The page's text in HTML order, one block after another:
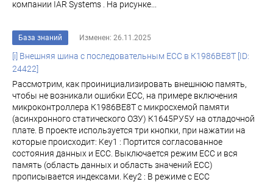
компании IAR Systems . На рисунке...
База знаний Изменен: 26.11.2025
[i] Внешняя шина с последовательным ECC в К1986ВЕ8Т [ID:
24422]
Рассмотрим, как проинициализировать внешнюю память,
чтобы не возникали ошибки ECC, на примере включения
микроконтроллера К1986ВЕ8Т с микросхемой памяти
(асинхронного статического ОЗУ) К1645РУ5У на отладочной
плате. В проекте используется три кнопки, при нажатии на
которые происходит: Key1 : Портится согласованное
состояния данных и ECC. Выключается режим ECC и вся
память (область данных и область значений ЕСС)
прописывается индексами. Key2 : В режиме с ECC